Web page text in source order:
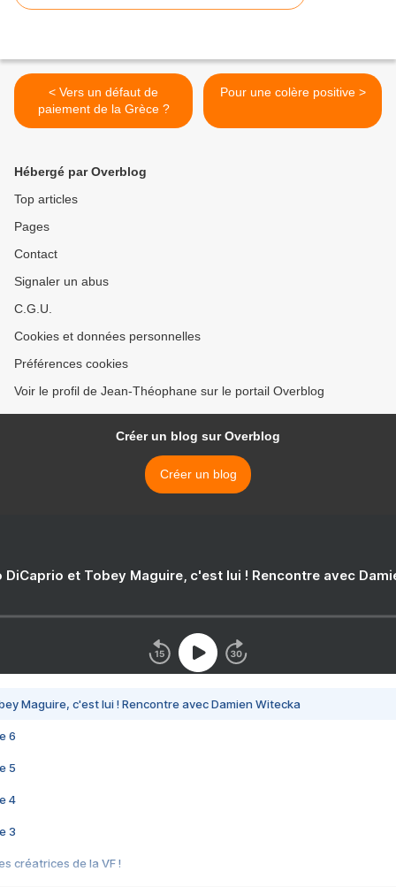
< Vers un défaut de
paiement de la Grèce ?
Pour une colère positive >
Hébergé par Overblog
Top articles
Pages
Contact
Signaler un abus
C.G.U.
Cookies et données personnelles
Préférences cookies
Voir le profil de Jean-Théophane sur le portail Overblog
Créer un blog sur Overblog
Créer un blog
DiCaprio et Tobey Maguire, c'est lui ! Rencontre avec
Maguire, c'est lui ! Rencontre avec Damien Witecka
6
5
4
3
créatrices de la VF !